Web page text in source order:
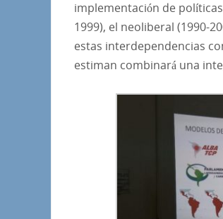
implementación de
1999), el neoliberal (1990-
estas interdependencias
estiman combinará una